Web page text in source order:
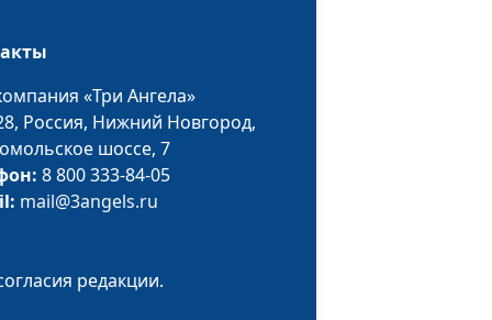
«Три Ангела»
Россия, Нижний Новгород,
шоссе, 7
8 800 333-84-05
mail@3angels.ru
редакции.